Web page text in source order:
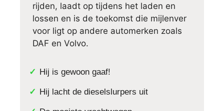
rijden, laadt op tijdens het laden en
lossen en is de toekomst die mijlenver
voor ligt op andere automerken zoals
DAF en Volvo.
Hij is gewoon gaaf!
Hij lacht de dieselslurpers uit